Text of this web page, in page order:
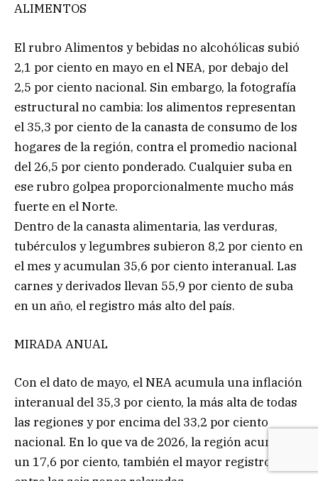
ALIMENTOS
El rubro Alimentos y bebidas no alcohólicas subió
2,1 por ciento en mayo en el NEA, por debajo del
2,5 por ciento nacional. Sin embargo, la fotografía
estructural no cambia: los alimentos representan
el 35,3 por ciento de la canasta de consumo de los
hogares de la región, contra el promedio nacional
del 26,5 por ciento ponderado. Cualquier suba en
ese rubro golpea proporcionalmente mucho más
fuerte en el Norte.
Dentro de la canasta alimentaria, las verduras,
tubérculos y legumbres subieron 8,2 por ciento en
el mes y acumulan 35,6 por ciento interanual. Las
carnes y derivados llevan 55,9 por ciento de suba
en un año, el registro más alto del país.
MIRADA ANUAL
Con el dato de mayo, el NEA acumula una inflación
interanual del 35,3 por ciento, la más alta de todas
las regiones y por encima del 33,2 por ciento
nacional. En lo que va de 2026, la región acumula
un 17,6 por ciento, también el mayor registro